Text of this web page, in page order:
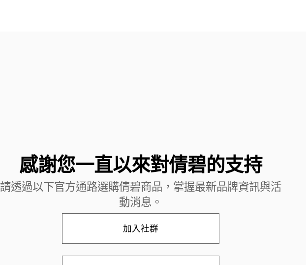
感謝您一直以來對倩碧的支持
請透過以下官方通路選購倩碧商品，掌握最新品牌資訊與活
動消息。
加入社群